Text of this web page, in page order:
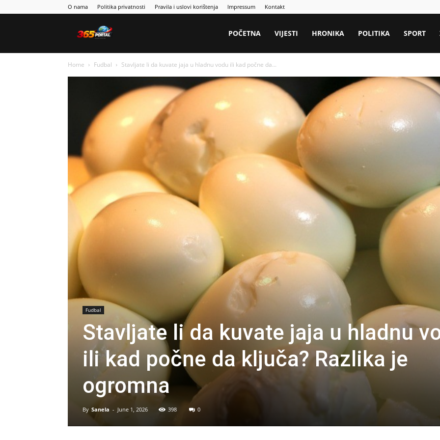
O nama Politika privatnosti Pravila i uslovi korištenja Impressum Kontakt
POČETNA VIJESTI HRONIKA POLITIKA SPORT
Home Fudbal Stavljate li da kuvate jaja u hladnu vodu ili kad počne da...
Fudbal
Stavljate li da kuvate jaja u hladnu
ili kad počne da ključa? Razlika je
ogromna
By Sanela - June 1, 2026 398 0